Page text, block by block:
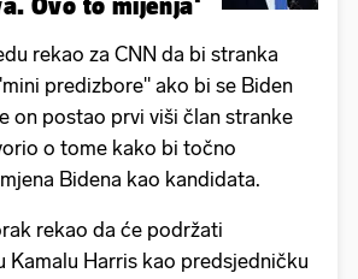
Ovo to mijenja'
rekao za CNN da bi stranka
predizbore" ako bi se Biden
on postao prvi viši član stranke
o tome kako bi točno
Bidena kao kandidata.
rekao da će podržati
Kamalu Harris kao predsjedničku